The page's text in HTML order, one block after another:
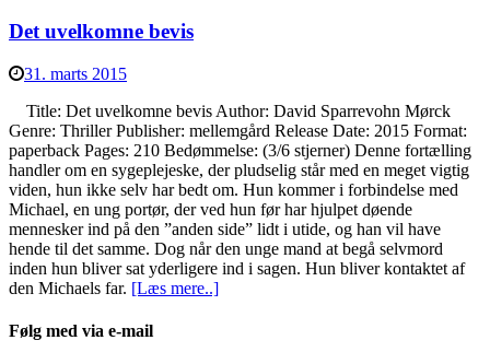
Det uvelkomne bevis
31. marts 2015
Title: Det uvelkomne bevis Author: David Sparrevohn Mørck
Genre: Thriller Publisher: mellemgård Release Date: 2015 Format:
paperback Pages: 210 Bedømmelse: (3/6 stjerner) Denne fortælling
handler om en sygeplejeske, der pludselig står med en meget vigtig
viden, hun ikke selv har bedt om. Hun kommer i forbindelse med
Michael, en ung portør, der ved hun før har hjulpet døende
mennesker ind på den ”anden side” lidt i utide, og han vil have
hende til det samme. Dog når den unge mand at begå selvmord
inden hun bliver sat yderligere ind i sagen. Hun bliver kontaktet af
den Michaels far. [Læs mere..]
Følg med via e-mail